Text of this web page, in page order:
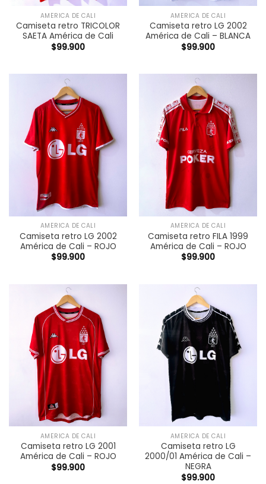
AMÉRICA DE CALI
Camiseta retro TRICOLOR
SAETA América de Cali
$99.900
AMÉRICA DE CALI
Camiseta retro LG 2002
América de Cali – BLANCA
$99.900
AMÉRICA DE CALI
Camiseta retro LG 2002
América de Cali – ROJO
$99.900
AMÉRICA DE CALI
Camiseta retro FILA 1999
América de Cali – ROJO
$99.900
AMÉRICA DE CALI
Camiseta retro LG 2001
América de Cali – ROJO
$99.900
AMÉRICA DE CALI
Camiseta retro LG
2000/01 América de Cali –
NEGRA
$99.900